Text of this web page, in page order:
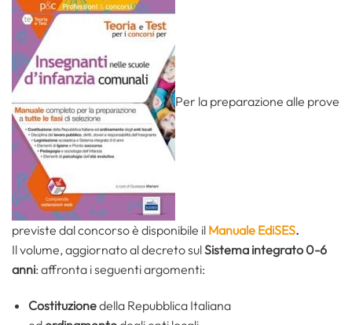
Per la preparazione alle prove
previste dal concorso è disponibile il Manuale EdiSES.
Il volume, aggiornato al decreto sulSistema integrato 0-6
anni: affronta i seguenti argomenti:
Costituzionedella Repubblica Italiana